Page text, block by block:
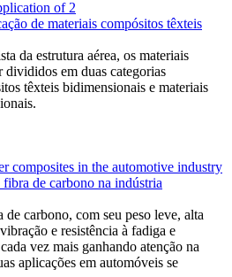
de materiais compósitos têxteis
da estrutura aérea, os materiais
divididos em duas categorias
têxteis bidimensionais e materiais
de carbono na indústria
carbono, com seu peso leve, alta
e resistência à fadiga e
vez mais ganhando atenção na
aplicações em automóveis se